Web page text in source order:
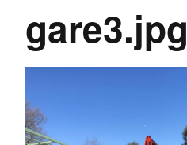
gare3.jpg